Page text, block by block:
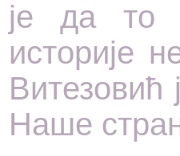
је да то
историје
Витезовић
Наше